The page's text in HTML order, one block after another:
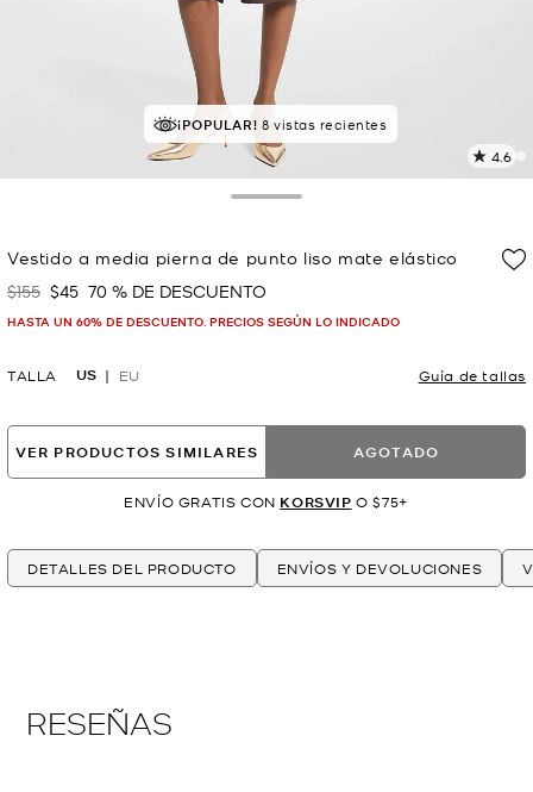
RECOMENDADO por el 100% de compradores
¡POPULAR! 8 vistas recientes
4.6
Vestido a media pierna de punto liso mate elástico
Era
$155 Ahora
$45 70 % DE DESCUENTO
HASTA UN 60% DE DESCUENTO. PRECIOS SEGÚN LO INDICADO
TALLA US EU Guía de tallas
VER PRODUCTOS SIMILARES AGOTADO
ENVÍO GRATIS CON KORSVIP O $75+
DETALLES DEL PRODUCTO ENVÍOS Y DEVOLUCIONES